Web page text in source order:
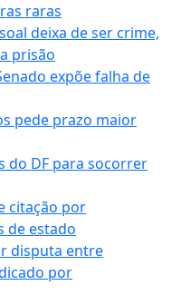
raras
deixa de ser crime,
prisão
expõe falha de
pede prazo maior
do DF para socorrer
citação por
de estado
disputa entre
por